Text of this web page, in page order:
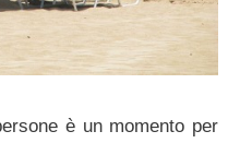
è un momento per